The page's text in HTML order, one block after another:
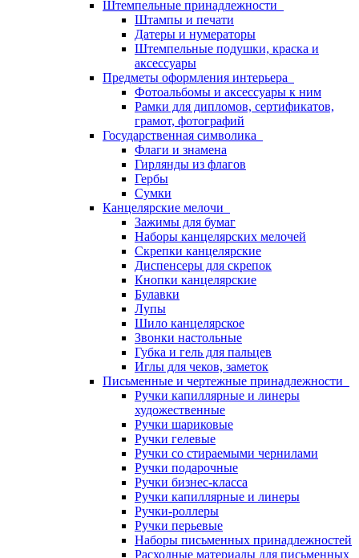
Штемпельные принадлежности
Штампы и печати
Датеры и нумераторы
Штемпельные подушки, краска и
аксессуары
Предметы оформления интерьера
Фотоальбомы и аксессуары к ним
Рамки для дипломов, сертификатов,
грамот, фотографий
Государственная символика
Флаги и знамена
Гирлянды из флагов
Гербы
Сумки
Канцелярские мелочи
Зажимы для бумаг
Наборы канцелярских мелочей
Скрепки канцелярские
Диспенсеры для скрепок
Кнопки канцелярские
Булавки
Лупы
Шило канцелярское
Звонки настольные
Губка и гель для пальцев
Иглы для чеков, заметок
Письменные и чертежные принадлежности
Ручки капиллярные и линеры
художественные
Ручки шариковые
Ручки гелевые
Ручки со стираемыми чернилами
Ручки подарочные
Ручки бизнес-класса
Ручки капиллярные и линеры
Ручки-роллеры
Ручки перьевые
Наборы письменных принадлежностей
Расходные материалы для письменных